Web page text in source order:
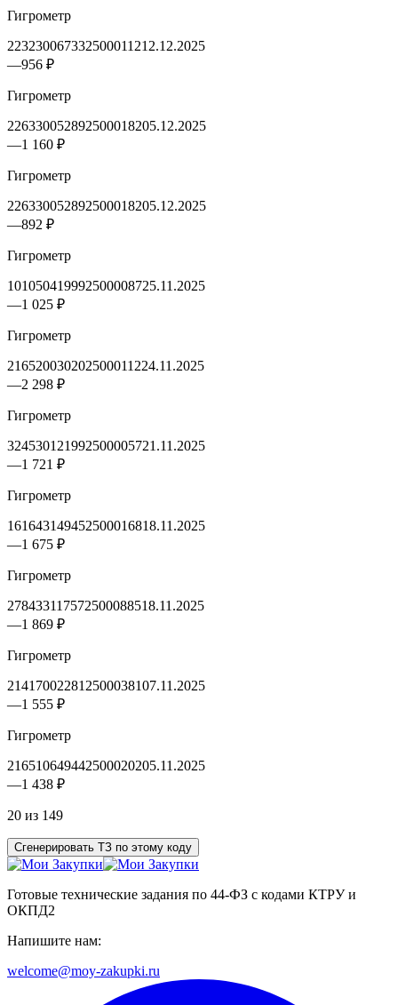
Гигрометр
223230067332500011212.12.2025
—956 ₽
Гигрометр
226330052892500018205.12.2025
—1 160 ₽
Гигрометр
226330052892500018205.12.2025
—892 ₽
Гигрометр
101050419992500008725.11.2025
—1 025 ₽
Гигрометр
216520030202500011224.11.2025
—2 298 ₽
Гигрометр
324530121992500005721.11.2025
—1 721 ₽
Гигрометр
161643149452500016818.11.2025
—1 675 ₽
Гигрометр
278433117572500088518.11.2025
—1 869 ₽
Гигрометр
214170022812500038107.11.2025
—1 555 ₽
Гигрометр
216510649442500020205.11.2025
—1 438 ₽
20 из 149
Сгенерировать ТЗ по этому коду
Готовые технические задания по 44-ФЗ с кодами КТРУ и
ОКПД2
Напишите нам:
welcome@moy-zakupki.ru